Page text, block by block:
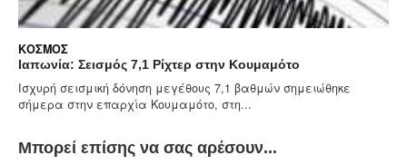
Σεισμός 7,1 Ρίχτερ στην Κουμαμότο
σεισμική δόνηση μεγέθους 7,1 βαθμών σημειώθηκε
στην επαρχία Κουμαμότο, στη...
Μπορεί επίσης να σας αρέσουν...